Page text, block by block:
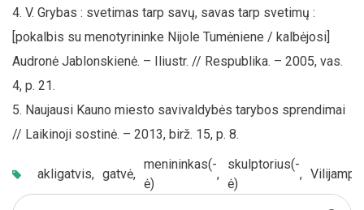
V. Grybas : svetimas tarp savų, savas tarp svetimų :
[pokalbis su menotyrininke Nijole Tumėniene / kalbėjosi]
Audronė Jablonskienė. – Iliustr. // Respublika. – 2005, vas.
4, p. 21.
Naujausi Kauno miesto savivaldybės tarybos sprendimai
// Laikinoji sostinė. – 2013, birž. 15, p. 8.
akligatvis, gatvė,
menininkas(-
ė)
,
skulptorius(-
ė)
,